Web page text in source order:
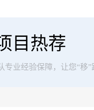
目热荐
业经验保障，让您“移”